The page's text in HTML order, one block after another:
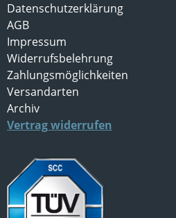
Datenschutzerklärung
AGB
Impressum
Widerrufsbelehrung
Zahlungsmöglichkeiten
Versandarten
Archiv
Vertrag widerrufen